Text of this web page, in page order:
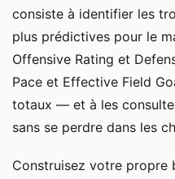
consiste à identifier les
plus prédictives pour le
Offensive Rating et
Pace et Effective Field
totaux — et à les
sans se perdre dans les
Construisez votre propre